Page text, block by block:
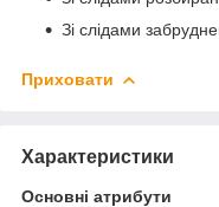
Зі слідами
Приховати
Характеристики
Основні атрибути